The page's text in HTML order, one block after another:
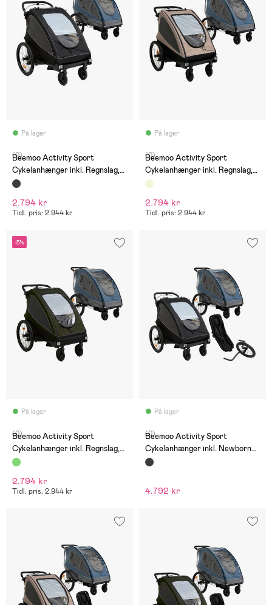
På lager
(0)
Beemoo Activity Sport
Cykelanhænger inkl. Regnslag,
Black
2.794 kr
Tidl. pris: 2.944 kr
På lager
(0)
Beemoo Activity Sport
Cykelanhænger inkl. Regnslag,
Beige
2.794 kr
Tidl. pris: 2.944 kr
-5%
På lager
(0)
Beemoo Activity Sport
Cykelanhænger inkl. Regnslag,
Green
2.794 kr
Tidl. pris: 2.944 kr
På lager
(0)
Beemoo Activity Sport
Cykelanhænger inkl. Newborn
Set, Løbesæt & Regnslag, Black
4.792 kr